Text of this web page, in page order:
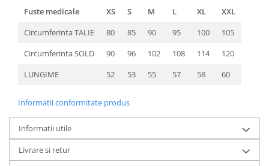
Fuste medicale XS S M L XL
XXL
Circumferinta TALIE
80 85 90 95 100
105
Circumferinta SOLD
90 96 102 108 114
120
LUNGIME
52 53 55 57 58 60
Informatii conformitate produs
Informatii utile
Livrare si retur